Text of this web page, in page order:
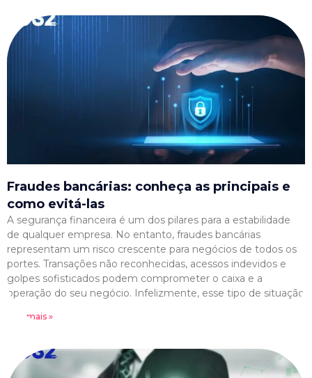
Fraudes bancárias: conheça as principais e
como evitá-las
A segurança financeira é um dos pilares para a estabilidade
de qualquer empresa. No entanto, fraudes bancárias
representam um risco crescente para negócios de todos os
portes. Transações não reconhecidas, acessos indevidos e
golpes sofisticados podem comprometer o caixa e a
operação do seu negócio. Infelizmente, esse tipo de situação
Leia mais »